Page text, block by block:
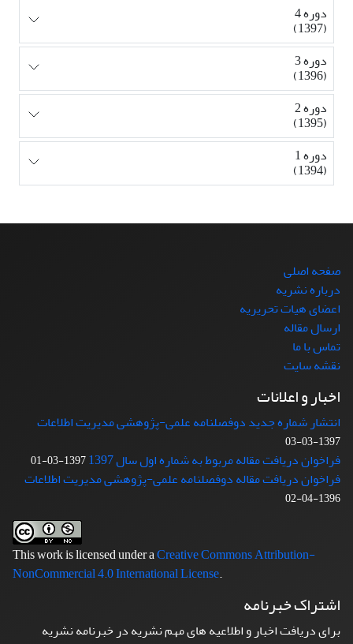
دوره 4
(1397)
دوره 3
(1396)
دوره 2
(1395)
دوره 1
(1394)
صفحه اصلی
درباره نشریه
اعضای هیات تحریریه
ارسال مقاله
تماس با ما
نقشه سایت
اخبار و اعلانات
انتشار شماره جدید دوفصلنامه علمی-پژوهشی مدیریت اطلاعات
1397-03-03
فراخوان دریافت مقاله مربوط به شماره اول سال 1397 1397-03-01
فراخوان دریافت مقاله دوفصلنامه علمی-پژوهشی مدیریت اطلاعات
1396-04-02
This work is licensed under aCreative Commons Attribution-
NonCommercial 4.0 International License.
اشتراک خبرنامه
برای دریافت اخبار و اطلاعیه های مهم نشریه در خبرنامه نشریه